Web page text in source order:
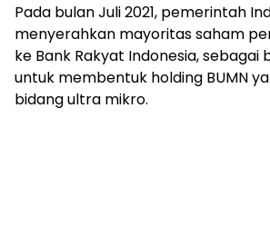
Pada bulan Juli 2021, pemerintah
menyerahkan mayoritas saham
ke Bank Rakyat Indonesia, sebagai
untuk membentuk holding BUMN
bidang ultra mikro.